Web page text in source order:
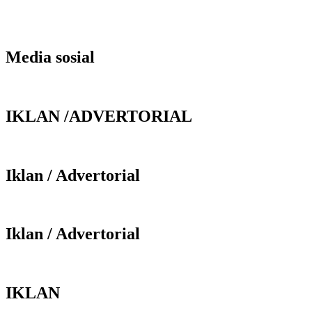
Media sosial
IKLAN /ADVERTORIAL
Iklan / Advertorial
Iklan / Advertorial
IKLAN